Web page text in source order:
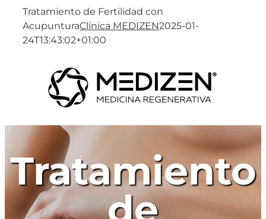
Saltar
contenido
Tratamiento de Fertilidad con
AcupunturaClínica MEDIZEN2025-01-
24T13:43:02+01:00
Tratamiento
de